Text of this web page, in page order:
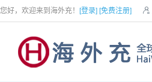
您好，欢迎来到海外充！ [登录] [免费注册] 